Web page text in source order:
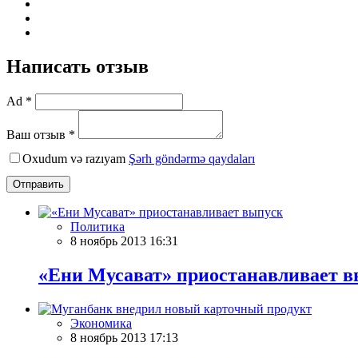
Написать отзыв
Ad *
Ваш отзыв *
Oxudum və razıyam Şərh göndərmə qaydaları
Отправить
Политика
8 ноябрь 2013 16:31
«Ени Мусават» приостанавливает
Экономика
8 ноябрь 2013 17:13